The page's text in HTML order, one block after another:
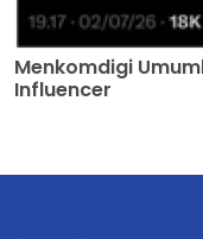
Menkomdigi
Influencer